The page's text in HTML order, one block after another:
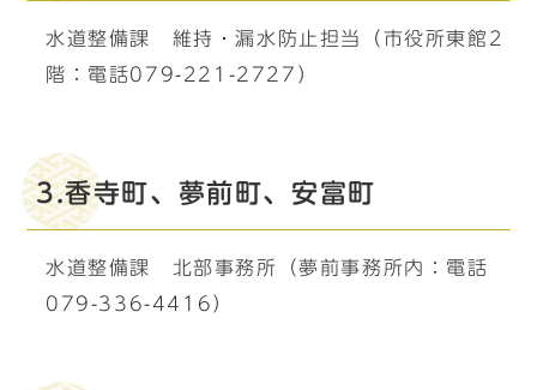
水道整備課 維持・漏水防止担当（市役所東館2
階：電話079-221-2727）
3.香寺町、夢前町、安富町
水道整備課 北部事務所（夢前事務所内：電話
079-336-4416）